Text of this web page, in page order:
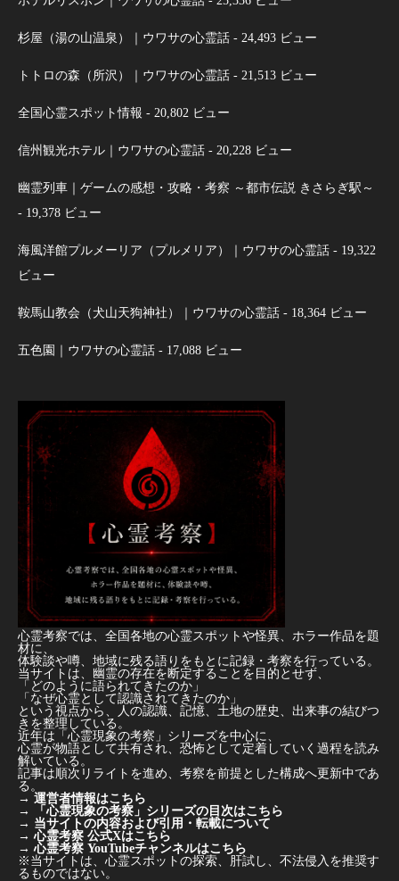
杉屋（湯の山温泉）｜ウワサの心霊話 - 24,493 ビュー
トトロの森（所沢）｜ウワサの心霊話 - 21,513 ビュー
全国心霊スポット情報 - 20,802 ビュー
信州観光ホテル｜ウワサの心霊話 - 20,228 ビュー
幽霊列車｜ゲームの感想・攻略・考察 ～都市伝説 きさらぎ駅～
- 19,378 ビュー
海風洋館プルメーリア（プルメリア）｜ウワサの心霊話 - 19,322
ビュー
鞍馬山教会（犬山天狗神社）｜ウワサの心霊話 - 18,364 ビュー
五色園｜ウワサの心霊話 - 17,088 ビュー
心霊考察では、全国各地の心霊スポットや怪異、ホラー作品を題
材に、
体験談や噂、地域に残る語りをもとに記録・考察を行っている。
当サイトは、幽霊の存在を断定することを目的とせず、
「どのように語られてきたのか」
「なぜ心霊として認識されてきたのか」
という視点から、人の認識、記憶、土地の歴史、出来事の結びつ
きを整理している。
近年は「心霊現象の考察」シリーズを中心に、
心霊が物語として共有され、恐怖として定着していく過程を読み
解いている。
記事は順次リライトを進め、考察を前提とした構成へ更新中であ
る。
→ 運営者情報はこちら
→
「心霊現象の考察」シリーズの目次はこちら
→ 当サイトの内容および引用・転載について
→ 心霊考察 公式Xはこちら
→ 心霊考察 YouTubeチャンネルはこちら
※当サイトは、心霊スポットの探索、肝試し、不法侵入を推奨す
るものではない。